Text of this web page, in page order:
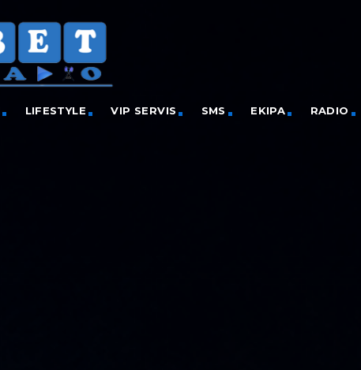
LIFESTYLE VIP SERVIS SMS EKIPA RADIO